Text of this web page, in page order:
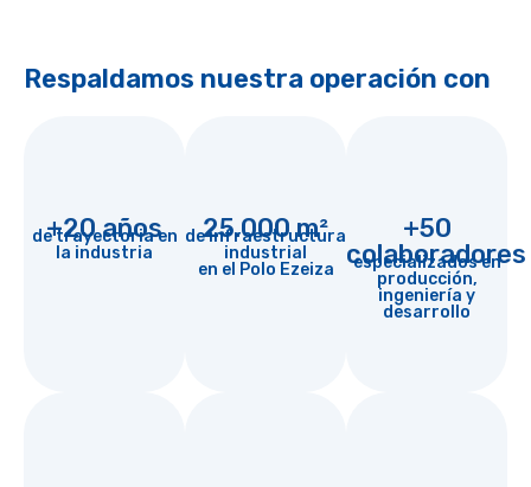
Respaldamos nuestra operación con
+20 años
de trayectoria en
la industria
25.000 m²
de infraestructura
industrial
en el Polo Ezeiza
+50
colaboradores
especializados en
producción,
ingeniería y
desarrollo